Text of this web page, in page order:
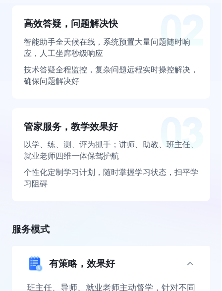
高效答疑，问题解决快
智能助手全天候在线，系统预置大量问题随时响
应，人工坐席秒级响应
技术答疑全程监控，复杂问题远程实时操控解决，
确保问题解决好
管家服务，教学效果好
以学、练、测、评为抓手；讲师、助教、班主任、
就业老师四维一体保驾护航
个性化定制学习计划，随时掌握学习状态，扫平学
习阻碍
服务模式
有策略，效果好
班主任、导师、就业老师主动督学，针对不同